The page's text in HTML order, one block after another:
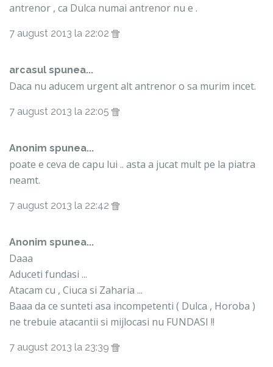
antrenor , ca Dulca numai antrenor nu e .
7 august 2013 la 22:02
arcasul spunea...
Daca nu aducem urgent alt antrenor o sa murim incet.
7 august 2013 la 22:05
Anonim spunea...
poate e ceva de capu lui .. asta a jucat mult pe la piatra
neamt.
7 august 2013 la 22:42
Anonim spunea...
Daaa
Aduceti fundasi ...
Atacam cu , Ciuca si Zaharia ...
Baaa da ce sunteti asa incompetenti ( Dulca , Horoba )
ne trebuie atacantii si mijlocasi nu FUNDASI !!
7 august 2013 la 23:39